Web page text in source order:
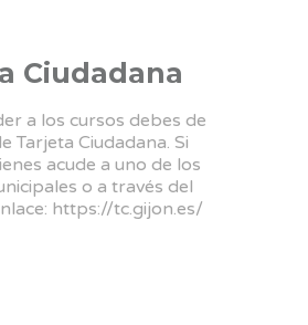
Ciudadana
a los cursos debes de
Tarjeta Ciudadana. Si
acude a uno de los
o a través del
https://tc.gijon.es/